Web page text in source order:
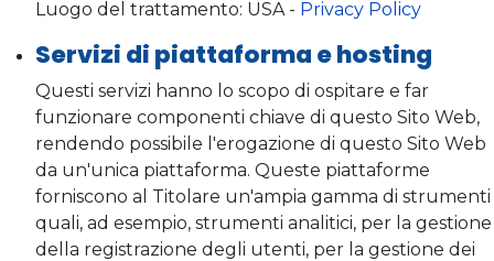
Luogo del trattamento: USA - Privacy Policy
Servizi di piattaforma e hosting
Questi servizi hanno lo scopo di ospitare e far
funzionare componenti chiave di questo Sito Web,
rendendo possibile l'erogazione di questo Sito Web
da un'unica piattaforma. Queste piattaforme
forniscono al Titolare un'ampia gamma di strumenti
quali, ad esempio, strumenti analitici, per la gestione
della registrazione degli utenti, per la gestione dei